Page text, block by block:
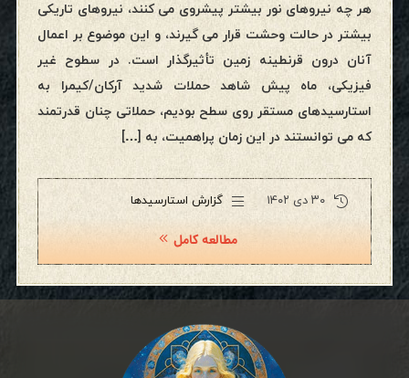
هر چه نیروهای نور بیشتر پیشروی می کنند، نیروهای تاریکی
بیشتر در حالت وحشت قرار می گیرند، و این موضوع بر اعمال
آنان درون قرنطینه زمین تأثیرگذار است. در سطوح غیر
فیزیکی، ماه پیش شاهد حملات شدید آرکان/کیمرا به
استارسیدهای مستقر روی سطح بودیم، حملاتی چنان قدرتمند
که می توانستند در این زمان پراهمیت، به […]
۳۰ دی ۱۴۰۲ گزارش استارسیدها
مطالعه کامل